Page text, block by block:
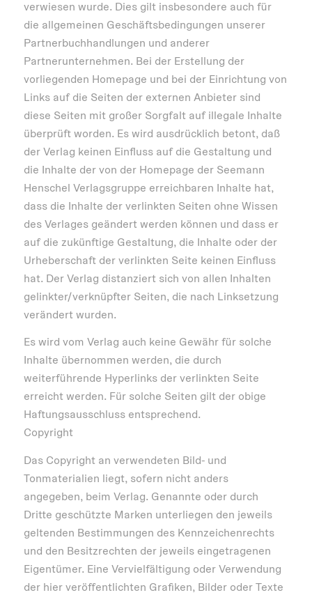
verwiesen wurde. Dies gilt insbesondere auch für
die allgemeinen Geschäftsbedingungen unserer
Partnerbuchhandlungen und anderer
Partnerunternehmen. Bei der Erstellung der
vorliegenden Homepage und bei der Einrichtung von
Links auf die Seiten der externen Anbieter sind
diese Seiten mit großer Sorgfalt auf illegale Inhalte
überprüft worden. Es wird ausdrücklich betont, daß
der Verlag keinen Einfluss auf die Gestaltung und
die Inhalte der von der Homepage der Seemann
Henschel Verlagsgruppe erreichbaren Inhalte hat,
dass die Inhalte der verlinkten Seiten ohne Wissen
des Verlages geändert werden können und dass er
auf die zukünftige Gestaltung, die Inhalte oder der
Urheberschaft der verlinkten Seite keinen Einfluss
hat. Der Verlag distanziert sich von allen Inhalten
gelinkter/verknüpfter Seiten, die nach Linksetzung
verändert wurden.
Es wird vom Verlag auch keine Gewähr für solche
Inhalte übernommen werden, die durch
weiterführende Hyperlinks der verlinkten Seite
erreicht werden. Für solche Seiten gilt der obige
Haftungsausschluss entsprechend.
Copyright
Das Copyright an verwendeten Bild- und
Tonmaterialien liegt, sofern nicht anders
angegeben, beim Verlag. Genannte oder durch
Dritte geschützte Marken unterliegen den jeweils
geltenden Bestimmungen des Kennzeichenrechts
und den Besitzrechten der jeweils eingetragenen
Eigentümer. Eine Vervielfältigung oder Verwendung
der hier veröffentlichten Grafiken, Bilder oder Texte